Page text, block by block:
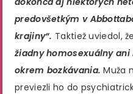
predovšetkým v
krajiny“. Taktiež uviedol,
žiadny homosexuálny
okrem bozkávania. Muža
previezli ho do